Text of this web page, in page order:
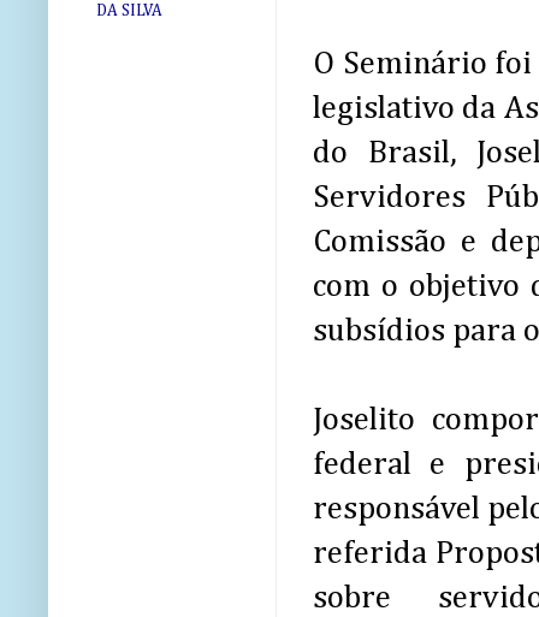
O Seminário
legislativo da
do Brasil,
Servidores
Comissão e
com o objetivo
subsídios para
Joselito
federal e
responsável
referida
sobre
DA SILVA